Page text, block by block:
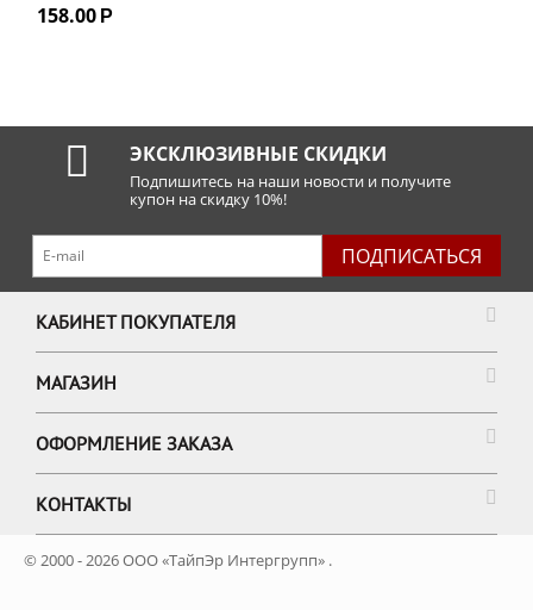
158.00 Р
ЭКСКЛЮЗИВНЫЕ СКИДКИ
Подпишитесь на наши новости и получите
купон на скидку 10%!
ПОДПИСАТЬСЯ
КАБИНЕТ ПОКУПАТЕЛЯ
МАГАЗИН
ОФОРМЛЕНИЕ ЗАКАЗА
КОНТАКТЫ
© 2000 - 2026 ООО «ТайпЭр Интергрупп» .